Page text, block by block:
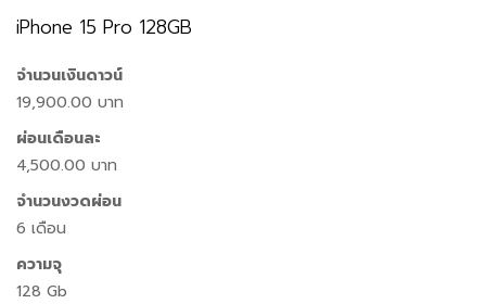
iPhone 15 Pro 128GB
จำนวนเงินดาวน์
19,900.00 บาท
ผ่อนเดือนละ
4,500.00 บาท
จำนวนงวดผ่อน
6 เดือน
ความจุ
128 Gb